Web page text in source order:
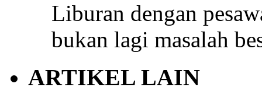
Liburan dengan
bukan lagi masalah
ARTIKEL LAIN